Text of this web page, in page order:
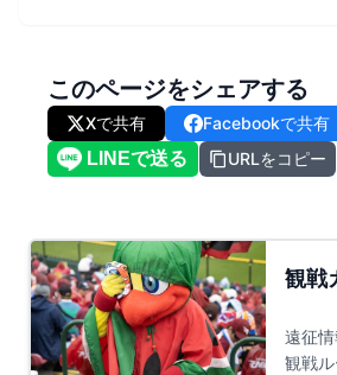
このページをシェアする
Xで共有
Facebookで共有
URLをコピー
観戦
遠征
観戦